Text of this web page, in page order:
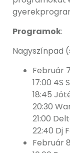
Programok:
Nagyszínpad
Február
17:00 4S
18:45
20:30
21:00
22:40 Dj
Február